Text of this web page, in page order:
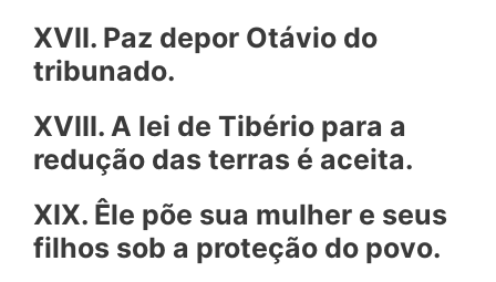
XVII. Paz depor Otávio do
tribunado.
XVIII. A lei de Tibério para a
redução das terras é aceita.
XIX. Êle põe sua mulher e seus
filhos sob a proteção do povo.